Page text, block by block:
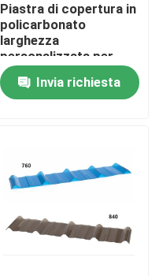
Piastra di copertura in
policarbonato
larghezza
personalizzata per
edifici residenziali
Invia richiesta